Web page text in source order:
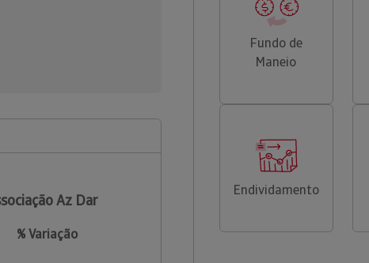
Az Dar
% Variação
Fundo de
Maneio
Endividamento